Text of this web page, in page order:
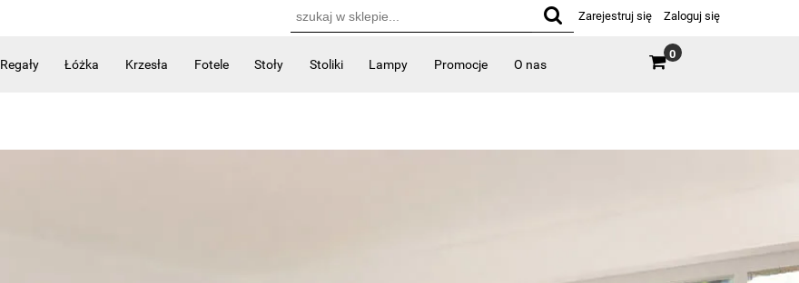
Zarejestruj się Zaloguj się
Regały Łóżka Krzesła Fotele Stoły Stoliki Lampy Promocje O nas
0